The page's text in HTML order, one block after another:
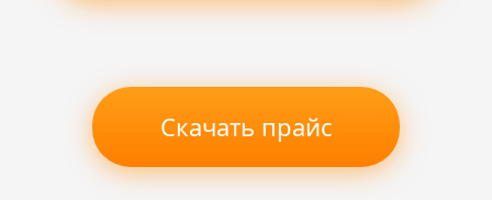
Скачать прайс